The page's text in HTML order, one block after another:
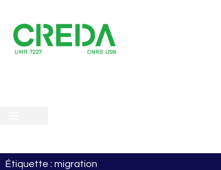
Étiquette : migration